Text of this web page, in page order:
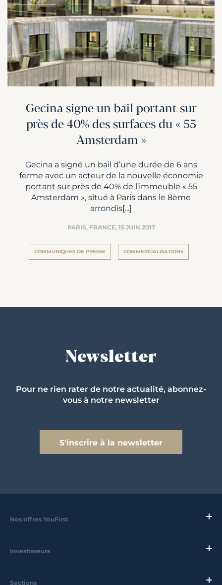
Gecina signe un bail portant sur
près de 40% des surfaces du « 55
Amsterdam »
Gecina a signé un bail d’une durée de 6 ans
ferme avec un acteur de la nouvelle économie
portant sur près de 40% de l’immeuble « 55
Amsterdam », situé à Paris dans le 8ème
arrondis[...]
PARIS, FRANCE, 15 JUIN 2017
COMMUNIQUES DE PRESSE COMMERCIALISATIONS
Newsletter
Pour ne rien rater de notre actualité, abonnez-
vous à notre newsletter
S'inscrire à la newsletter
Nos offres YouFirst
Investisseurs
Sections